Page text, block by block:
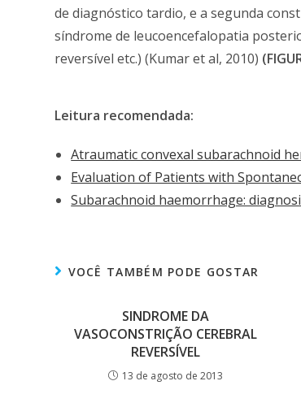
de diagnóstico tardio, e a segunda
síndrome de leucoencefalopatia
reversível etc.) (Kumar et al, 2010)
Leitura recomendada:
Atraumatic convexal subarachnoid
Evaluation of Patients with
Subarachnoid haemorrhage:
VOCÊ TAMBÉM PODE GOSTAR
SINDROME DA
VASOCONSTRIÇÃO CEREBRAL
REVERSÍVEL
13 de agosto de 2013